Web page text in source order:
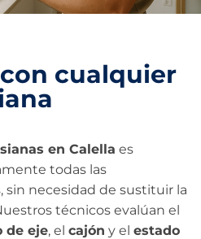
cualquier
en Calella es
todas las
sin necesidad de sustituir la
técnicos evalúan el
de eje, el cajón y el estado